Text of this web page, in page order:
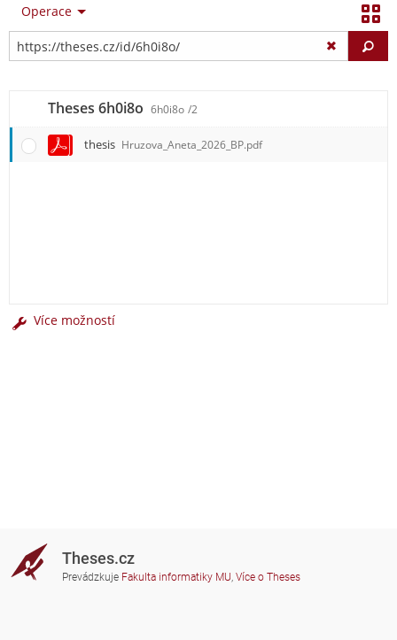
Operace
Theses 6h0i8o 6h0i8o /2
thesis Hruzova_Aneta_2026_BP.pdf
Více možností
Theses.cz
Prevádzkuje Fakulta informatiky MU, Více o Theses